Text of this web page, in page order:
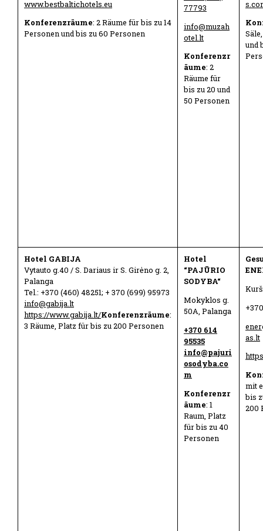
www.bestbaltichotels.eu
Konferenzräume: 2 Räume für bis zu 14
Personen und bis zu 60 Personen
77793
info@muzah
otel.lt
Konferenzr
äume: 2
Räume für
bis zu 20 und
50 Personen
und
Hotel GABIJA
Vytauto g.40 / S. Dariaus ir S. Girėno g. 2,
Palanga
Tel.: +370 (460) 48251; + 370 (699) 95973
info@gabija.lt
https://www.gabija.lt/Konferenzräume:
3 Räume, Platz für bis zu 200 Personen
Hotel
“PAJŪRIO
SODYBA“
Mokyklos g.
50A, Palanga
+370 614
95535
info@pajuri
osodyba.co
m
Konferenzr
äume: 1
Raum, Platz
für bis zu 40
Personen
as.lt
mit
bis
200